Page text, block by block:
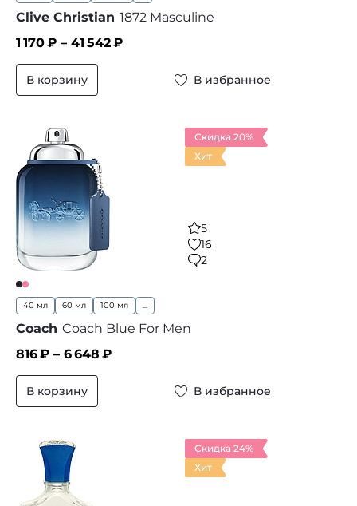
Clive Christian 1872 Masculine
1 170₽ – 41 542₽
В корзину В избранное
Скидка 20%
Хит
5
16
2
40 мл 60 мл 100 мл ...
Coach Coach Blue For Men
816₽ – 6 648 ₽
В корзину В избранное
Скидка 24%
Хит